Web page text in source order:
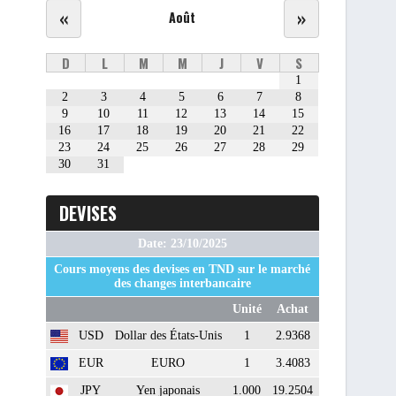
Août
« »
D L M M J V S
1
2
3 4 5 6 7
8
9
10 11 12 13 14
15
16
17 18 19 20 21
22
23
24 25 26 27 28
29
30
31
DEVISES
Date: 23/10/2025
Cours moyens des devises en TND sur le marché
des changes interbancaire
Unité
Achat
USD
Dollar des États-Unis 1 2.9368
EUR EURO 1 3.4083
JPY Yen japonais 1.000 19.2504